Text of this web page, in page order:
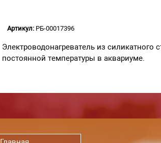
Артикул:РБ-00017396
Электроводонагреватель из
постоянной температуры в аквариуме.